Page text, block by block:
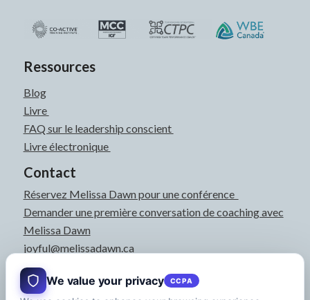
Ressources
Blog
Livre
FAQ sur le leadership conscient
Livre électronique
Contact
Réservez Melissa Dawn pour une conférence
Demander une première conversation de coaching avec
Melissa Dawn
joyful@melissadawn.ca
514-583-3061
Montréal, QC, Canada
We value your privacy CCPA